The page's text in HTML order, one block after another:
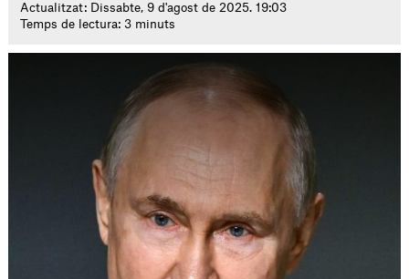
Actualitzat: Dissabte, 9 d'agost de 2025. 19:03
Temps de lectura: 3 minuts